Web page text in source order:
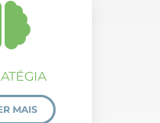
MAIS